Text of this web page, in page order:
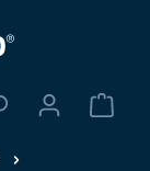
Il